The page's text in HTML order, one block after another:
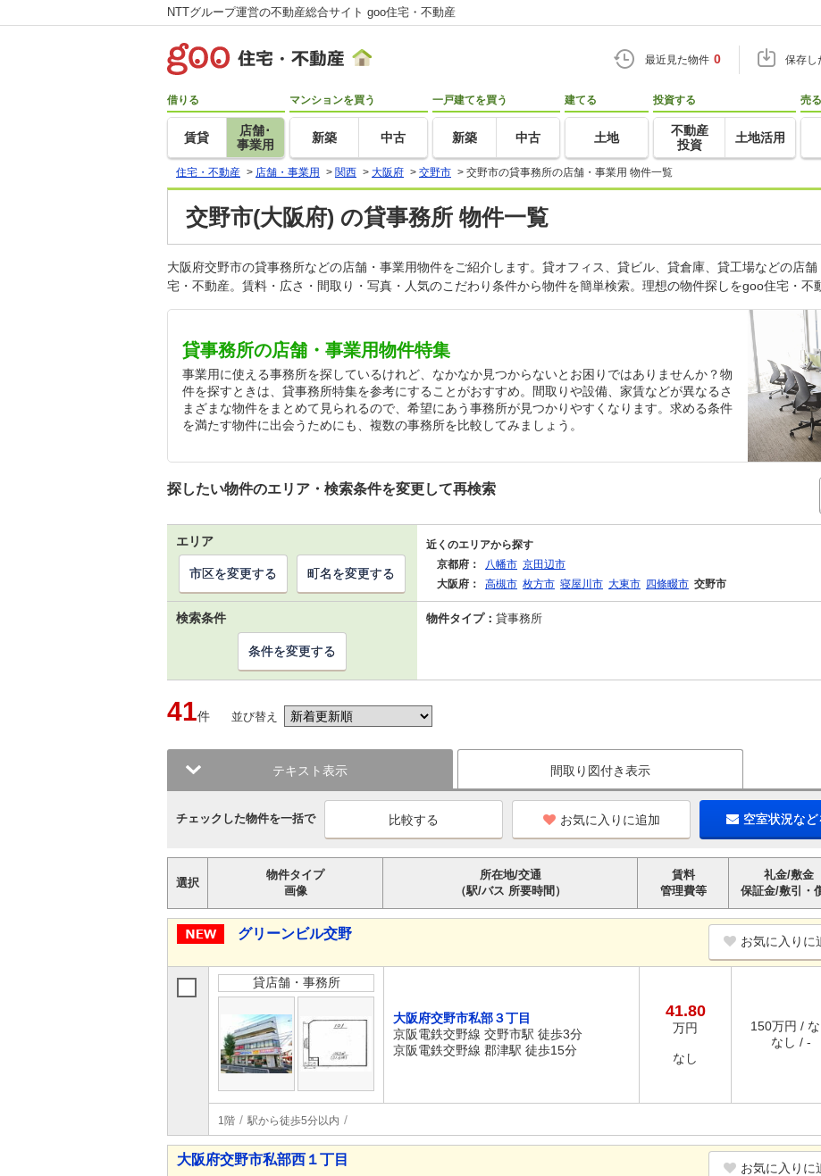
NTTグループ運営の不動産総合サイト goo住宅・不動産
最近見た物件 0 保存し
借りる
賃貸
店舗･
事業用
マンションを買う
新築 中古
一戸建てを買う
新築 中古
建てる
土地
投資する
不動産
投資
土地活用
売る
住宅・不動産 > 店舗・事業用 > 関西 > 大阪府 > 交野市 > 交野市の貸事務所の店舗・事業用 物件一覧
交野市(大阪府) の貸事務所 物件一覧
大阪府交野市の貸事務所などの店舗・事業用物件をご紹介します。貸オフィス、貸ビル、貸倉庫、貸工場などの店
宅・不動産。賃料・広さ・間取り・写真・人気のこだわり条件から物件を簡単検索。理想の物件探しをgoo住宅・不
貸事務所の店舗・事業用物件特集
事業用に使える事務所を探しているけれど、なかなか見つからないとお困りではありませんか？物
件を探すときは、貸事務所特集を参考にすることがおすすめ。間取りや設備、家賃などが異なるさ
まざまな物件をまとめて見られるので、希望にあう事務所が見つかりやすくなります。求める条件
を満たす物件に出会うためにも、複数の事務所を比較してみましょう。
探したい物件のエリア・検索条件を変更して再検索
エリア
近くのエリアから探す
京都府：
八幡市 京田辺市
大阪府：
高槻市 枚方市 寝屋川市 大東市 四條畷市 交野市
市区を変更する 町名を変更する
検索条件 物件タイプ： 貸事務所
条件を変更する
41件 並び替え
テキスト表示 間取り図付き表示
チェックした物件を一括で お気に入りに追加 空室状況な
選択
物件タイプ
画像
所在地/交通
（駅/バス 所要時間）
賃料
管理費等
礼金/敷金
保証金/敷引・
グリーンビル交野 お気に入りに
貸店舗・事務所
大阪府交野市私部３丁目
京阪電鉄交野線 交野市駅 徒歩3分
京阪電鉄交野線 郡津駅 徒歩15分
41.80
万円
なし
150万円 / な
なし / -
1階 駅から徒歩5分以内
大阪府交野市私部西１丁目
お気に入りに